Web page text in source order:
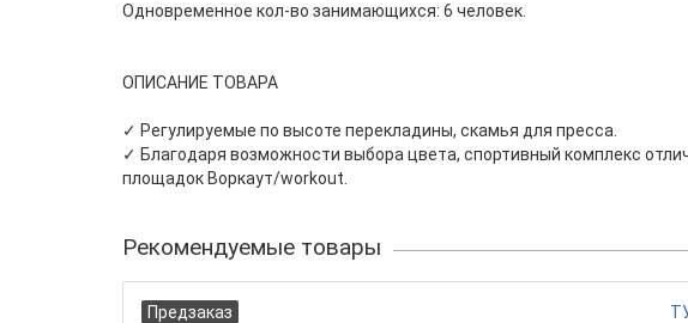
Одновременное кол-во занимающихся: 6 человек.
ОПИСАНИЕ ТОВАРА
✓ Регулируемые по высоте перекладины, скамья для пресса.
✓ Благодаря возможности выбора цвета, спортивный комплекс
площадок Воркаут/workout.
Рекомендуемые товары
Предзаказ